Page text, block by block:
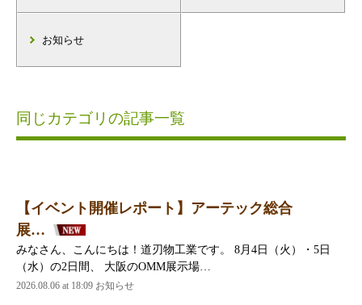
お知らせ
同じカテゴリの記事一覧
【イベント開催レポート】アーテック総合
展…
みなさん、こんにちは！道刃物工業です。 8月4日（火）・5日
（水）の2日間、 大阪のOMM展示場…
2026.08.06 at 18:09 お知らせ